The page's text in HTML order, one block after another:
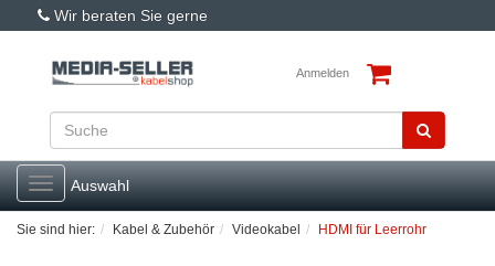
Wir beraten Sie gerne
Anmelden
Toggle
navigation
Auswahl
Sie sind hier: Kabel & Zubehör Videokabel HDMI für Leerrohr